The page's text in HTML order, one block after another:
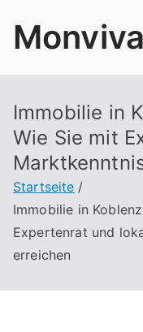
InhaltMonviva
Immobilie in
Wie Sie mit
Startseite
Immobilie in
Expertenrat und
erreichen